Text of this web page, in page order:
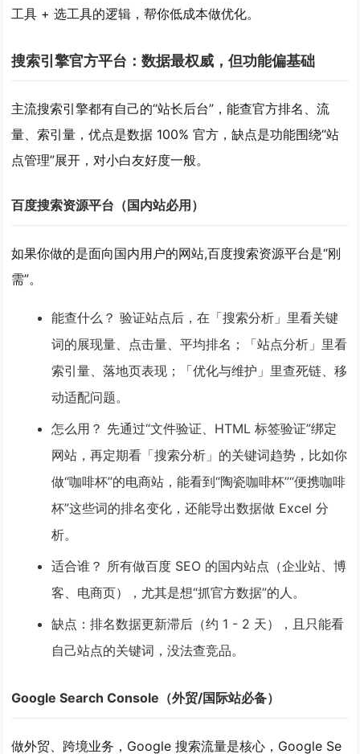
工具 + 选工具的逻辑，帮你低成本做优化。
搜索引擎官方平台：数据最权威，但功能偏基础
主流搜索引擎都有自己的“站长后台”，能查官方排名、流
量、索引量，优点是数据 100% 官方 ，缺点是功能围绕“站
点管理”展开，对小白友好度一般。
百度搜索资源平台（国内站必用）
如果你做的是面向国内用户的网站,百度搜索资源平台是“刚
需”。
能查什么？ 验证站点后，在「搜索分析」里看关键
词的展现量、点击量、平均排名 ；「站点分析」里看
索引量、落地页表现；「优化与维护」里查死链、移
动适配问题。
怎么用？ 先通过“文件验证、HTML 标签验证”绑定
网站，再定期看「搜索分析」的关键词趋势，比如你
做“咖啡杯”的电商站，能看到“陶瓷咖啡杯”“便携咖啡
杯”这些词的排名变化，还能导出数据做 Excel 分
析。
适合谁？ 所有做百度 SEO 的国内站点（企业站、博
客、电商页），尤其是想“抓官方数据”的人。
缺点 ：排名数据更新滞后（约 1 - 2 天），且只能看
自己站点的关键词，没法查竞品。
Google Search Console（外贸/国际站必备）
做外贸、跨境业务，Google 搜索流量是核心，Google Se